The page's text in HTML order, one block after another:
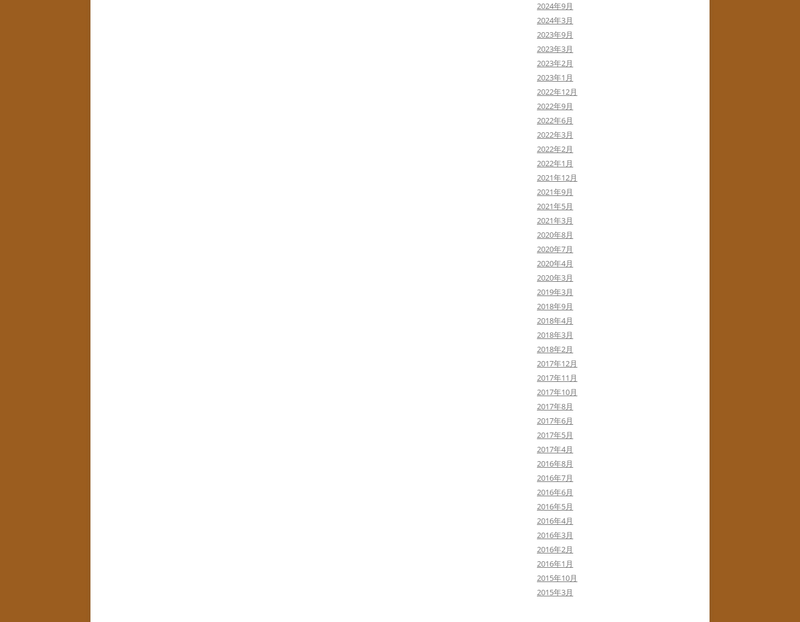
2024年9月
2024年3月
2023年9月
2023年3月
2023年2月
2023年1月
2022年12月
2022年9月
2022年6月
2022年3月
2022年2月
2022年1月
2021年12月
2021年9月
2021年5月
2021年3月
2020年8月
2020年7月
2020年4月
2020年3月
2019年3月
2018年9月
2018年4月
2018年3月
2018年2月
2017年12月
2017年11月
2017年10月
2017年8月
2017年6月
2017年5月
2017年4月
2016年8月
2016年7月
2016年6月
2016年5月
2016年4月
2016年3月
2016年2月
2016年1月
2015年10月
2015年3月